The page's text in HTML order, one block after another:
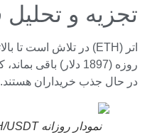
تجزیه و تحلیل
روزه (1897 دلار)
در حال جذب خریداران هستند.
نمودار روزانه ETH/USDT. منبع: TradingView